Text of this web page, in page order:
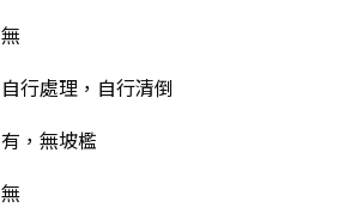
無
自行處理，自行清倒
有，無坡檻
無